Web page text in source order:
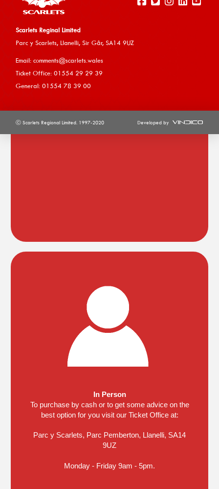
In Person
To purchase by cash or to get some advice on the
best option for you visit our Ticket Office at:
Parc y Scarlets, Parc Pemberton, Llanelli, SA14
9UZ
Monday - Friday 9am - 5pm.
Scarlets Reginal Limited
Parc y Scarlets, Llanelli, Sir Gâr, SA14 9UZ
Email: comments@scarlets.wales
Ticket Office: 01554 29 29 39
General: 01554 78 39 00
ⓒ Scarlets Regional Limited. 1997-2020 Developed by